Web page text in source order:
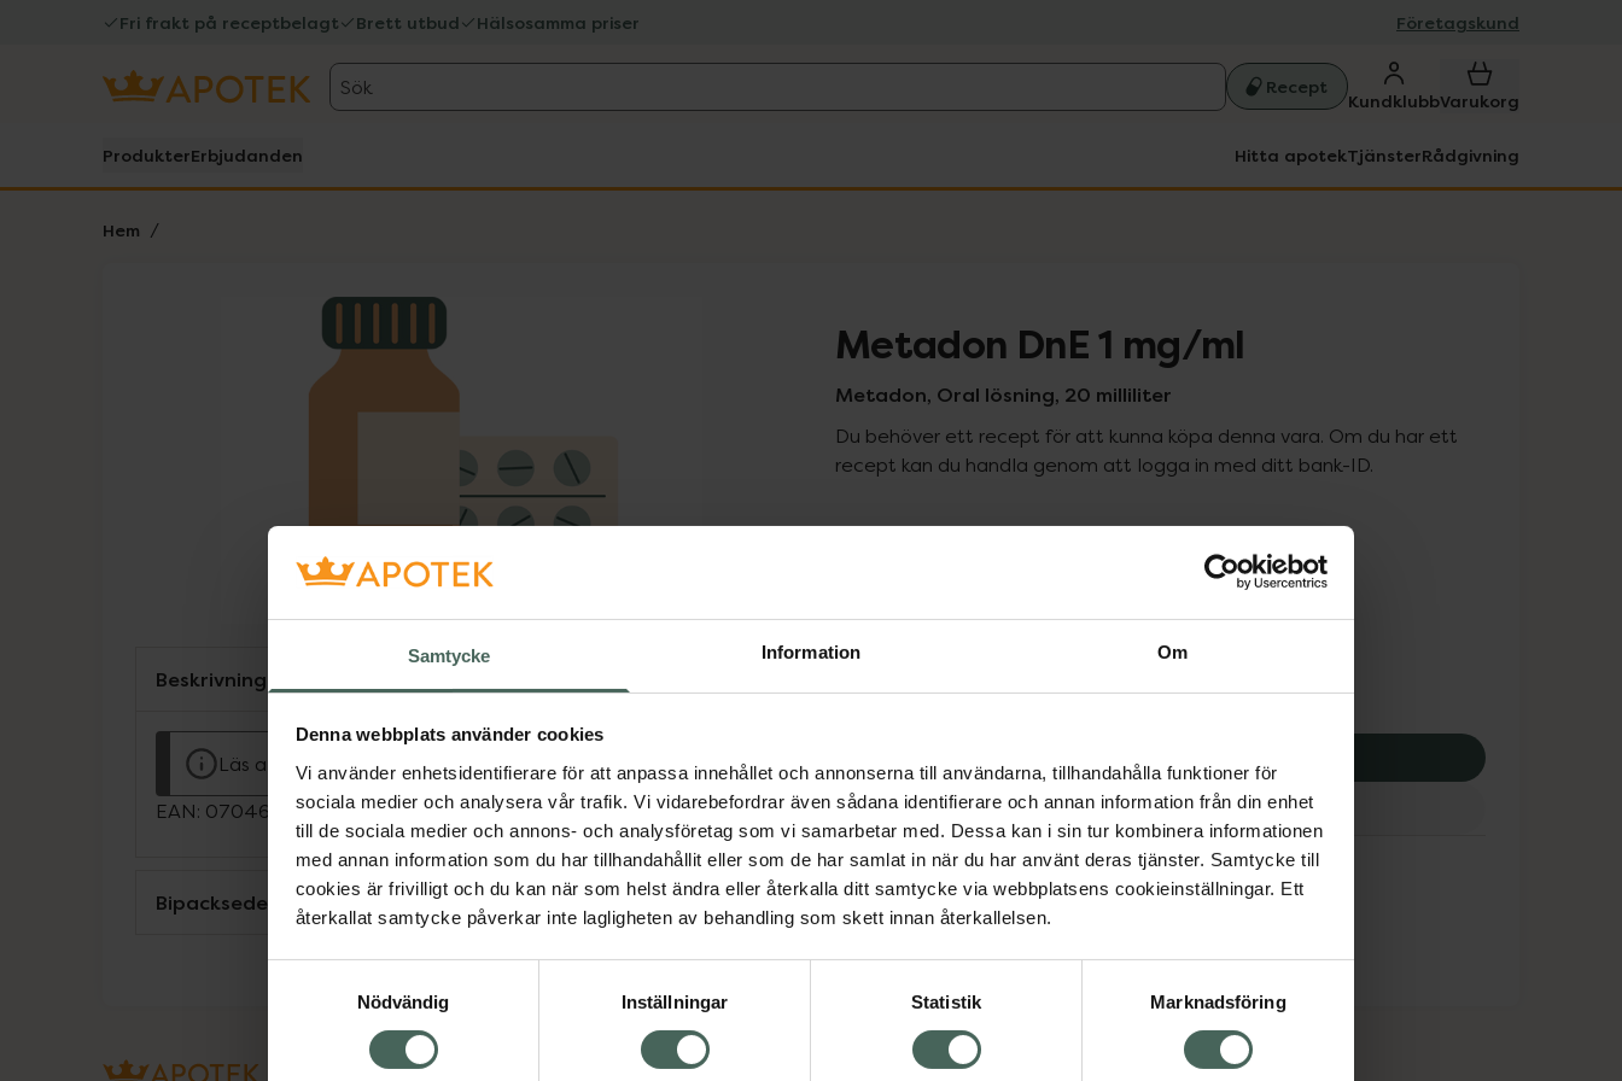
Samtycke Information Om
Denna webbplats använder cookies
Vi använder enhetsidentifierare för att anpassa innehållet och annonserna till användarna, tillhandahålla funktioner för
sociala medier och analysera vår trafik. Vi vidarebefordrar även sådana identifierare och annan information från din enhet
till de sociala medier och annons- och analysföretag som vi samarbetar med. Dessa kan i sin tur kombinera informationen
med annan information som du har tillhandahållit eller som de har samlat in när du har använt deras tjänster. Samtycke till
cookies är frivilligt och du kan när som helst ändra eller återkalla ditt samtycke via webbplatsens cookieinställningar. Ett
återkallat samtycke påverkar inte lagligheten av behandling som skett innan återkallelsen.
Nödvändig
Inställningar Statistik Marknadsföring
Fri frakt på receptbelagt Brett utbud Hälsosamma priser Företagskund
Sök Recept
KundklubbVarukorg
ProdukterErbjudanden Hitta apotekTjänsterRådgivning
Hem
Lista: . Innehåller 1 objekt. Metadon DnE 1 mg/ml
Metadon, Oral lösning, 20 milliliter
Du behöver ett recept för att kunna köpa denna vara. Om du har ett
recept kan du handla genom att logga in med ditt bank-ID.
Pris med recept
Högkostnadsskyddet gäller
95,35 kr
I apotek:95,35 kr
Köp via ditt recept
Aktuella erbjudanden
Beskrivning
Läs alltid bipacksedeln innan användning.
EAN: 07046260251083
Bipacksedel från FASS Visa
Om recept och läkemedel